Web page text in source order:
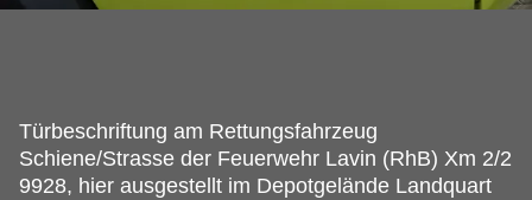
Türbeschriftung am Rettungsfahrzeug
Schiene/Strasse der Feuerwehr Lavin (RhB) Xm 2/2
9928, hier ausgestellt im Depotgelände Landquart